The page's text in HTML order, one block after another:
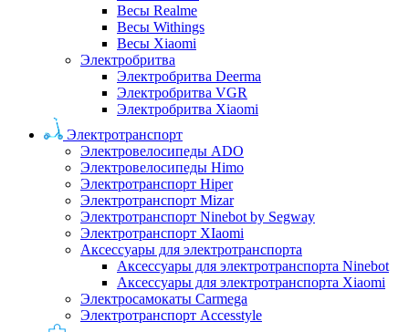
Весы Realme
Весы Withings
Весы Xiaomi
Электробритва
Электробритва Deerma
Электробритва VGR
Электробритва Xiaomi
Электротранспорт
Электровелосипеды ADO
Электровелосипеды Himo
Электротранспорт Hiper
Электротранспорт Mizar
Электротранспорт Ninebot by Segway
Электротранспорт XIaomi
Аксессуары для электротранспорта
Аксессуары для электротранспорта Ninebot
Аксессуары для электротранспорта Xiaomi
Электросамокаты Carmega
Электротранспорт Accesstyle